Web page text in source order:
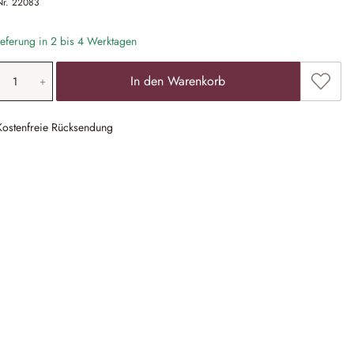
in 2 bis 4 Werktagen
Anzahl: Gib den gewünschten
In den Warenkorb Zum
Rücksendung